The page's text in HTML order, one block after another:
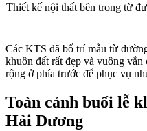
Thiết kế nội thất bên trong từ
Các KTS đã bố trí mẫu từ
khuôn đất rất đẹp và vuông
rộng ở phía trước để phục vụ
Toàn cảnh buổi lễ
Hải Dương